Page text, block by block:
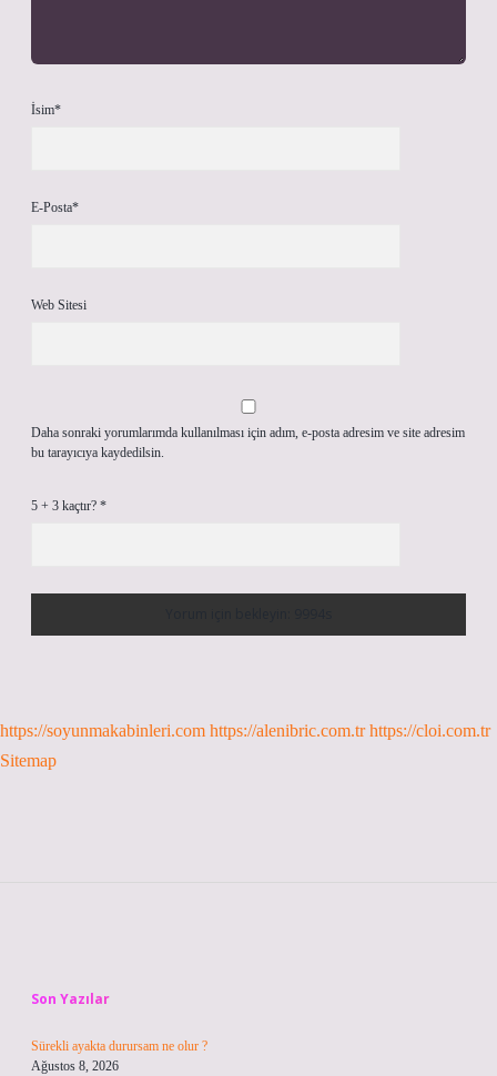
İsim*
E-Posta*
Web Sitesi
Daha sonraki yorumlarımda kullanılması için adım, e-posta adresim ve site adresim
bu tarayıcıya kaydedilsin.
5 + 3 kaçtır? *
https://soyunmakabinleri.com https://alenibric.com.tr https://cloi.com.tr
Sitemap
Son Yazılar
Sürekli ayakta durursam ne olur ?
Ağustos 8, 2026